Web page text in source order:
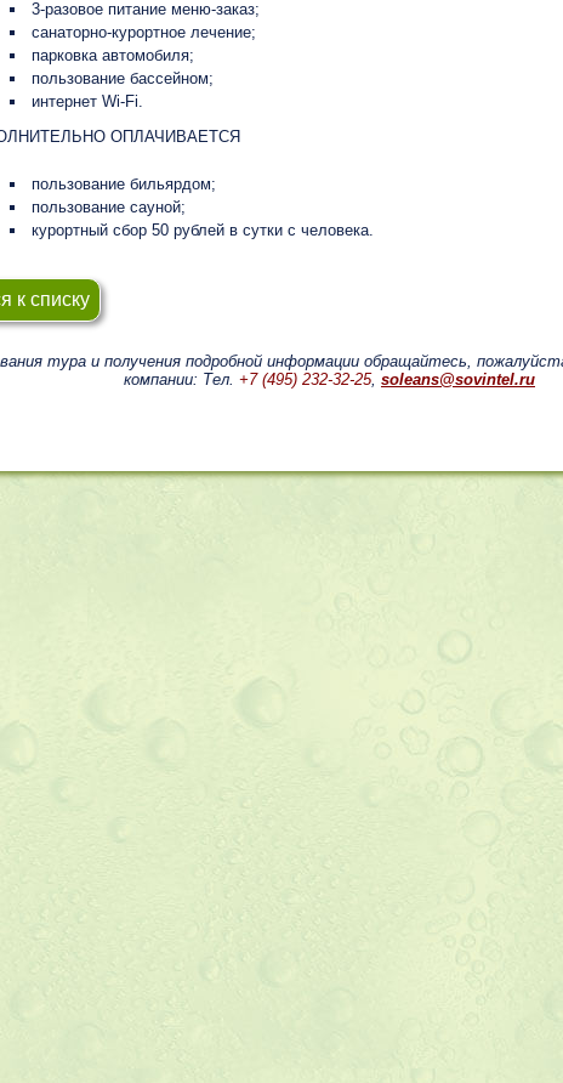
3-разовое питание меню-заказ;
санаторно-курортное лечение;
парковка автомобиля;
пользование бассейном;
интернет Wi-Fi.
ОПЛАЧИВАЕТСЯ
пользование бильярдом;
пользование сауной;
курортный сбор 50 рублей в сутки с человека.
к списку
тура и получения подробной информации обращайтесь,
компании: Тел. +7 (495) 232-32-25, soleans@sovintel.ru